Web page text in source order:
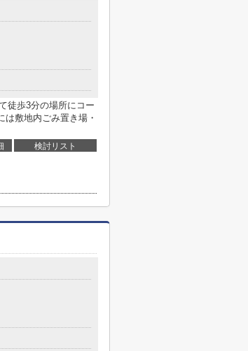
徒歩3分の場所にコー
敷地内ごみ置き場・
検討リスト